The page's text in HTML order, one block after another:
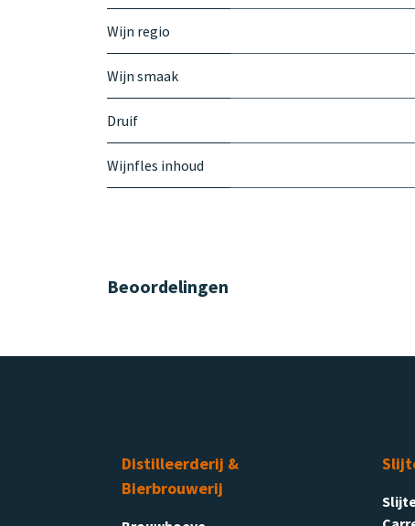
Wijn regio
Wijn smaak
Druif
Wijnfles inhoud
Beoordelingen
Distilleerderij &
Bierbrouwerij